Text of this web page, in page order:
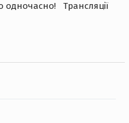
одночасно! Трансляції